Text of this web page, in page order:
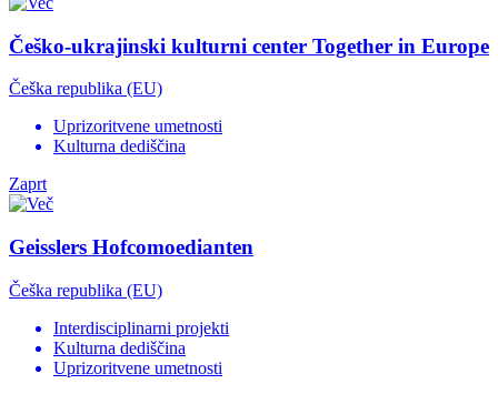
Češko-ukrajinski kulturni center Together in Europe
Češka republika (EU)
Uprizoritvene umetnosti
Kulturna dediščina
Zaprt
Geisslers Hofcomoedianten
Češka republika (EU)
Interdisciplinarni projekti
Kulturna dediščina
Uprizoritvene umetnosti